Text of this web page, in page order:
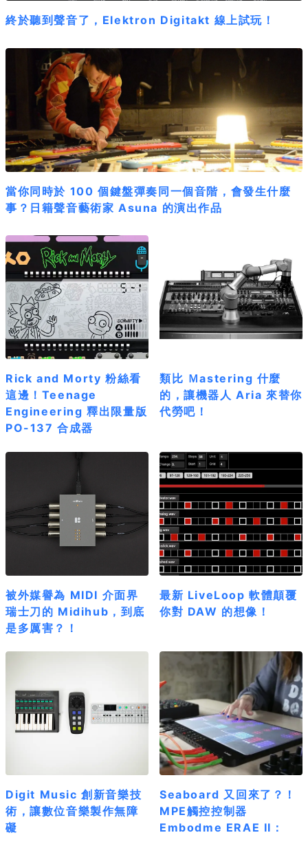
終於聽到聲音了，Elektron Digitakt 線上試玩！
當你同時於 100 個鍵盤彈奏同一個音階，會發生什麼
事？日籍聲音藝術家 Asuna 的演出作品
Rick and Morty 粉絲看
這邊！Teenage
Engineering 釋出限量版
PO-137 合成器
類比 Ｍastering 什麼
的，讓機器人 Aria 來替你
代勞吧！
被外媒譽為 MIDI 介面界
瑞士刀的 Midihub，到底
是多厲害？！
最新 LiveLoop 軟體顛覆
你對 DAW 的想像！
Digit Music 創新音樂技
術，讓數位音樂製作無障
礙
Seaboard 又回來了？！
MPE觸控控制器
Embodme ERAE II：